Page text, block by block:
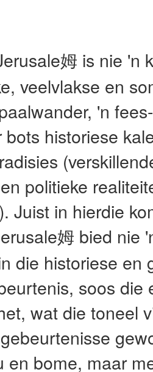
姆 is nie 'n
veelvlakse en
'n
historiese
politieke
Juist in hierdie
姆 bied nie
die historiese en
soos die
wat die toneel
en bome, maar